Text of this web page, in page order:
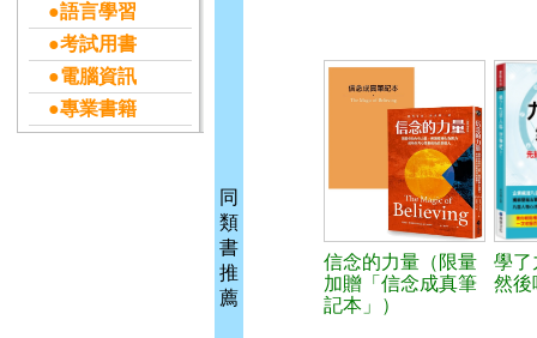
●語言學習
●考試用書
●電腦資訊
●專業書籍
同
類
書
推
薦
信念的力量（限量
加贈「信念成真筆
記本」）
學了
然後